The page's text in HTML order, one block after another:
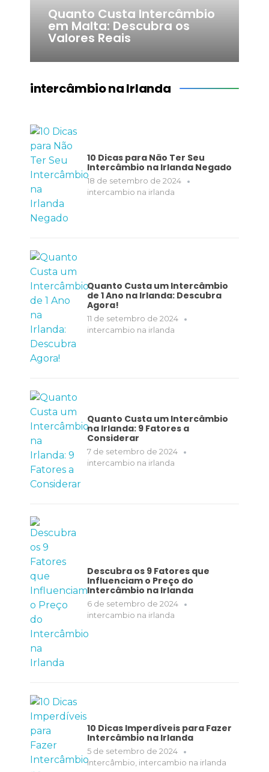
Quanto Custa Intercâmbio
em Malta: Descubra os
Valores Reais
intercâmbio na Irlanda
10 Dicas para Não Ter Seu
Intercâmbio na Irlanda Negado
18 de setembro de 2024
intercambio na irlanda
Quanto Custa um Intercâmbio
de 1 Ano na Irlanda: Descubra
Agora!
11 de setembro de 2024
intercambio na irlanda
Quanto Custa um Intercâmbio
na Irlanda: 9 Fatores a
Considerar
7 de setembro de 2024
intercambio na irlanda
Descubra os 9 Fatores que
Influenciam o Preço do
Intercâmbio na Irlanda
6 de setembro de 2024
intercambio na irlanda
10 Dicas Imperdíveis para Fazer
Intercâmbio na Irlanda
5 de setembro de 2024
Intercâmbio, intercambio na irlanda